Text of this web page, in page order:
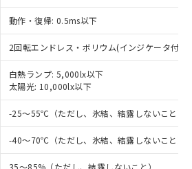
動作・復帰: 0.5ms以下
2回転エンドレス・ボリウム(インジケータ付)
白熱ランプ: 5,000lx以下
太陽光: 10,000lx以下
-25～55℃（ただし、氷結、結露しないこと）
-40～70℃（ただし、氷結、結露しないこと）
35～85%（ただし、結露しないこと）
件
た製品が提供可能な商品で
RoHS指令（10物質）の非含
品に切り替える予定のある